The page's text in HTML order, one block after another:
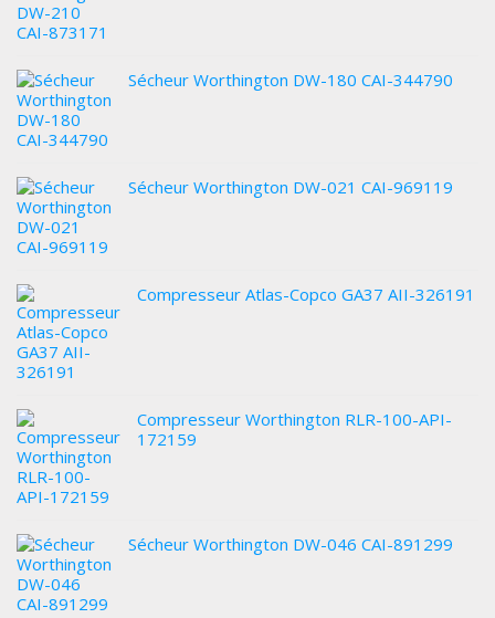
Sécheur Worthington DW-180 CAI-344790
Sécheur Worthington DW-021 CAI-969119
Compresseur Atlas-Copco GA37 AII-326191
Compresseur Worthington RLR-100-API-
172159
Sécheur Worthington DW-046 CAI-891299